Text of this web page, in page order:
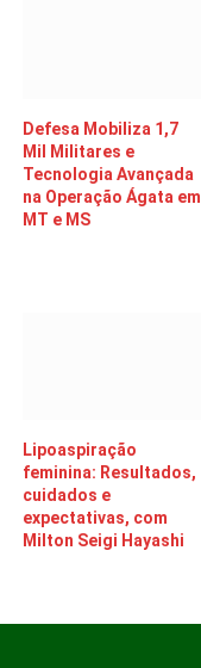
Defesa Mobiliza 1,7
Mil Militares e
Tecnologia Avançada
na Operação Ágata em
MT e MS
Lipoaspiração
feminina: Resultados,
cuidados e
expectativas, com
Milton Seigi Hayashi